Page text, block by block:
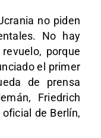
no piden
No hay
porque
el primer
de prensa
Friedrich
de Berlín,